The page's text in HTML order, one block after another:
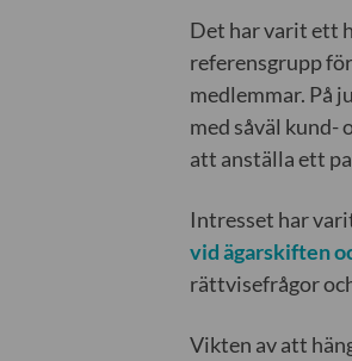
Det har varit ett
referensgrupp
medlemmar. På
med såväl kund-
att anställa ett
Intresset har
vid ägarskiften
rättvisefrågor
Vikten av att